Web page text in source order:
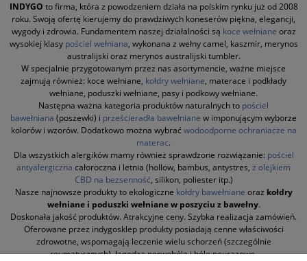
INDYGO to firma, która z powodzeniem działa na polskim rynku już od 2008
roku. Swoją ofertę kierujemy do prawdziwych koneserów piękna, elegancji,
wygody i zdrowia. Fundamentem naszej działalności są koce wełniane oraz
wysokiej klasy pościel wełniana, wykonana z wełny camel, kaszmir, merynos
australijski oraz merynos australijski tumbler.
W specjalnie przygotowanym przez nas asortymencie, ważne miejsce
zajmują również: koce wełniane, kołdry wełniane, materace i podkłady
wełniane, poduszki wełniane, pasy i podkowy wełniane.
Następna ważna kategoria produktów naturalnych to pościel
bawełniana (poszewki) i prześcieradła bawełniane w imponującym wyborze
kolorów i wzorów. Dodatkowo można wybrać wodoodporne ochraniacze na
materac.
Dla wszystkich alergików mamy również sprawdzone rozwiązanie: pościel
antyalergiczna całoroczna i letnia (hollow, bambus, antystres, z olejkiem
CBD na bezsenność, silikon, poliester itp.)
Nasze najnowsze produkty to ekologiczne kołdry bawełniane oraz kołdry
wełniane i poduszki wełniane w poszyciu z bawełny.
Doskonała jakość produktów. Atrakcyjne ceny. Szybka realizacja zamówień.
Oferowane przez indygosklep produkty posiadają cenne właściwości
zdrowotne, wspomagają leczenie wielu schorzeń (szczególnie
reumatycznych), łagodzą nerwobóle i bóle pourazowe.